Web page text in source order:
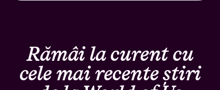
Rămâi la curent cu
cele mai recente știri